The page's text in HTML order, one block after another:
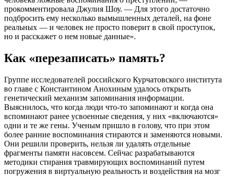
прокомментировала Джулия Шоу. — Для этого достаточно
подбросить ему несколько вымышленных деталей, на фоне
реальных — и человек не просто поверит в свой проступок,
но и расскажет о нем новые данные».
Как «перезаписать» память?
Группе исследователей российского Курчатовского института
во главе с Константином Анохиным удалось открыть
генетический механизм запоминания информации.
Выяснилось, что когда люди что-то запоминают и когда она
вспоминают ранее усвоенные сведения, у них «включаются»
одни и те же гены. Ученым пришло в голову, что при этом
более ранние воспоминания стираются и заменяются новыми.
Они решили проверить, нельзя ли удалять отдельные
фрагменты памяти насовсем. Сейчас разрабатываются
методики стирания травмирующих воспоминаний путем
погружения в виртуальную реальность и воздействия на мозг